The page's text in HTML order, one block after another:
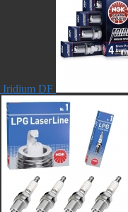
DF